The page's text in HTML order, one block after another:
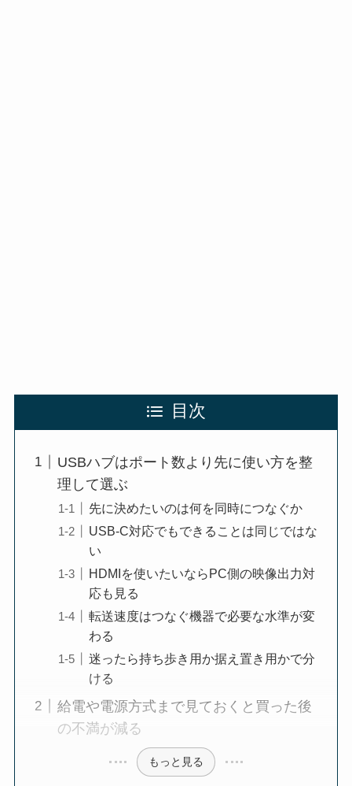
目次
USBハブはポート数より先に使い方を整
理して選ぶ
先に決めたいのは何を同時につなぐか
USB-C対応でもできることは同じではな
い
HDMIを使いたいならPC側の映像出力対
応も見る
転送速度はつなぐ機器で必要な水準が変
わる
迷ったら持ち歩き用か据え置き用かで分
ける
給電や電源方式まで見ておくと買った後
の不満が減る
もっと見る